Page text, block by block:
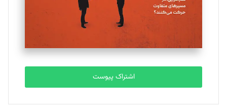
تحریریه
مصطفی مسجدی آرانی
تحریریه
بابک نقاش
تحریریه
اشتراک پیوست